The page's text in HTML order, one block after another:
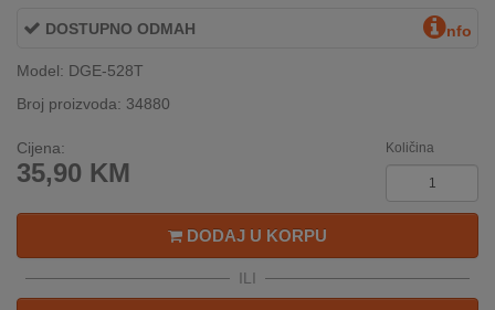
MOJ
AKCIJE
DOSTUPNO ODMAH nfo
Model: DGE-528T
Broj proizvoda: 34880
Cijena:
35,90 KM
Količina
DODAJ U KORPU
ILI